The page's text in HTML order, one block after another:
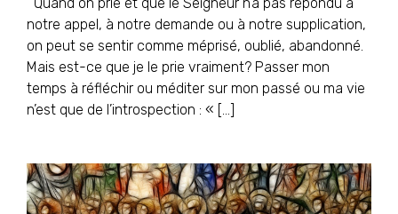
notre appel, à notre demande ou à notre supplication,
on peut se sentir comme méprisé, oublié, abandonné.
Mais est-ce que je le prie vraiment? Passer mon
temps à réfléchir ou méditer sur mon passé ou ma vie
n’est que de l’introspection : « […]